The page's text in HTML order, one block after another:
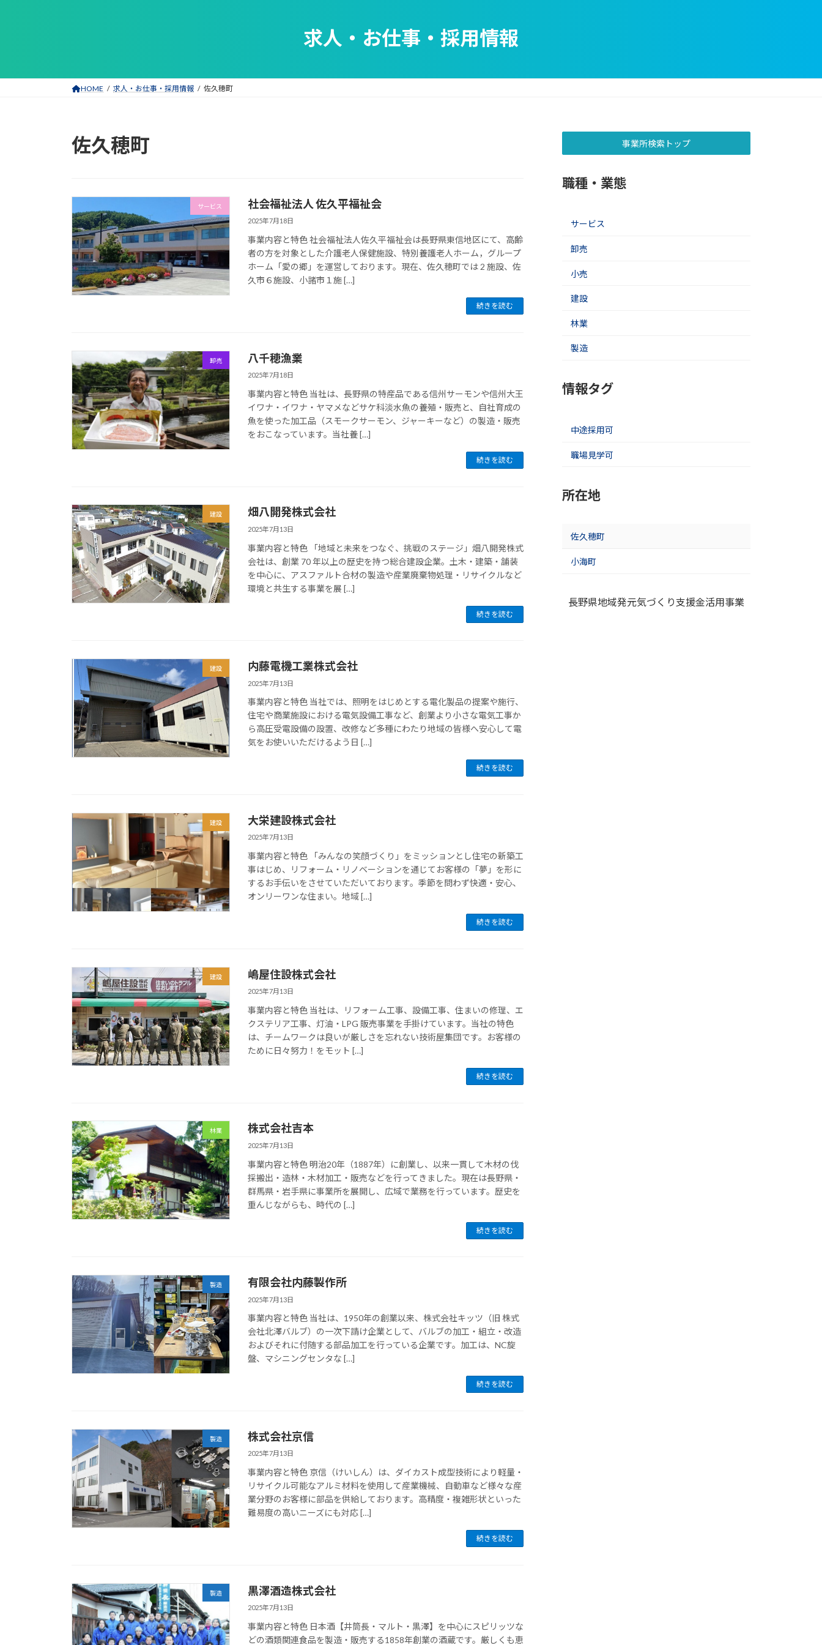
へ
ョ
求人・お仕事・採用情報
HOME 求人・お仕事・採用情報 佐久穂町
佐久穂町
サービス 社会福祉法人 佐久平福祉会
2025年7月18日
事業内容と特色 社会福祉法人佐久平福祉会は長野県東信地区にて、高齢
者の方を対象とした介護老人保健施設、特別養護老人ホーム，グループ
ホーム「愛の郷」を運営しております。現在、佐久穂町では 2 施設、佐
久市６施設、小諸市１施 […]
続きを読む
卸売 八千穂漁業
2025年7月18日
事業内容と特色 当社は、長野県の特産品である信州サーモンや信州大王
イワナ・イワナ・ヤマメなどサケ科淡水魚の養殖・販売と、自社育成の
魚を使った加工品（スモークサーモン、ジャーキーなど）の製造・販売
をおこなっています。当社養 […]
続きを読む
建設 畑八開発株式会社
2025年7月13日
事業内容と特色 「地域と未来をつなぐ、挑戦のステージ」畑八開発株式
会社は、創業 70 年以上の歴史を持つ総合建設企業。土木・建築・舗装
を中心に、アスファルト合材の製造や産業廃棄物処理・リサイクルなど
環境と共生する事業を展 […]
続きを読む
建設 内藤電機工業株式会社
2025年7月13日
事業内容と特色 当社では、照明をはじめとする電化製品の提案や施行、
住宅や商業施設における電気設備工事など、創業より小さな電気工事か
ら高圧受電設備の設置、改修など多種にわたり地域の皆様へ安心して電
気をお使いいただけるよう日 […]
続きを読む
建設 大栄建設株式会社
2025年7月13日
事業内容と特色 「みんなの笑顔づくり」をミッションとし住宅の新築工
事はじめ、リフォーム・リノベーションを通じてお客様の「夢」を形に
するお手伝いをさせていただいております。季節を問わず快適・安心、
オンリーワンな住まい。地域 […]
続きを読む
建設 嶋屋住設株式会社
2025年7月13日
事業内容と特色 当社は、リフォーム工事、設備工事、住まいの修理、エ
クステリア工事、灯油・LPG 販売事業を手掛けています。当社の特色
は、チームワークは良いが厳しさを忘れない技術屋集団です。お客様の
ために日々努力！をモット […]
続きを読む
林業 株式会社吉本
2025年7月13日
事業内容と特色 明治20年（1887年）に創業し、以来一貫して木材の伐
採搬出・造林・木材加工・販売などを行ってきました。現在は長野県・
群馬県・岩手県に事業所を展開し、広域で業務を行っています。歴史を
重んじながらも、時代の […]
続きを読む
製造 有限会社内藤製作所
2025年7月13日
事業内容と特色 当社は、1950年の創業以来、株式会社キッツ（旧 株式
会社北澤バルブ）の一次下請け企業として、バルブの加工・組立・改造
およびそれに付随する部品加工を行っている企業です。加工は、NC旋
盤、マシニングセンタな […]
続きを読む
製造 株式会社京信
2025年7月13日
事業内容と特色 京信（けいしん）は、ダイカスト成型技術により軽量・
リサイクル可能なアルミ材料を使用して産業機械、自動車など様々な産
業分野のお客様に部品を供給しております。高精度・複雑形状といった
難易度の高いニーズにも対応 […]
続きを読む
製造 黒澤酒造株式会社
2025年7月13日
事業内容と特色 日本酒【井筒長・マルト・黒澤】を中心にスピリッツな
どの酒類関連食品を製造・販売する1858年創業の酒蔵です。厳しくも恵
事業所検索トップ
職種・業態
サービス
卸売
小売
建設
林業
製造
情報タグ
中途採用可
職場見学可
所在地
佐久穂町
小海町
長野県地域発元気づくり支援金活用事業